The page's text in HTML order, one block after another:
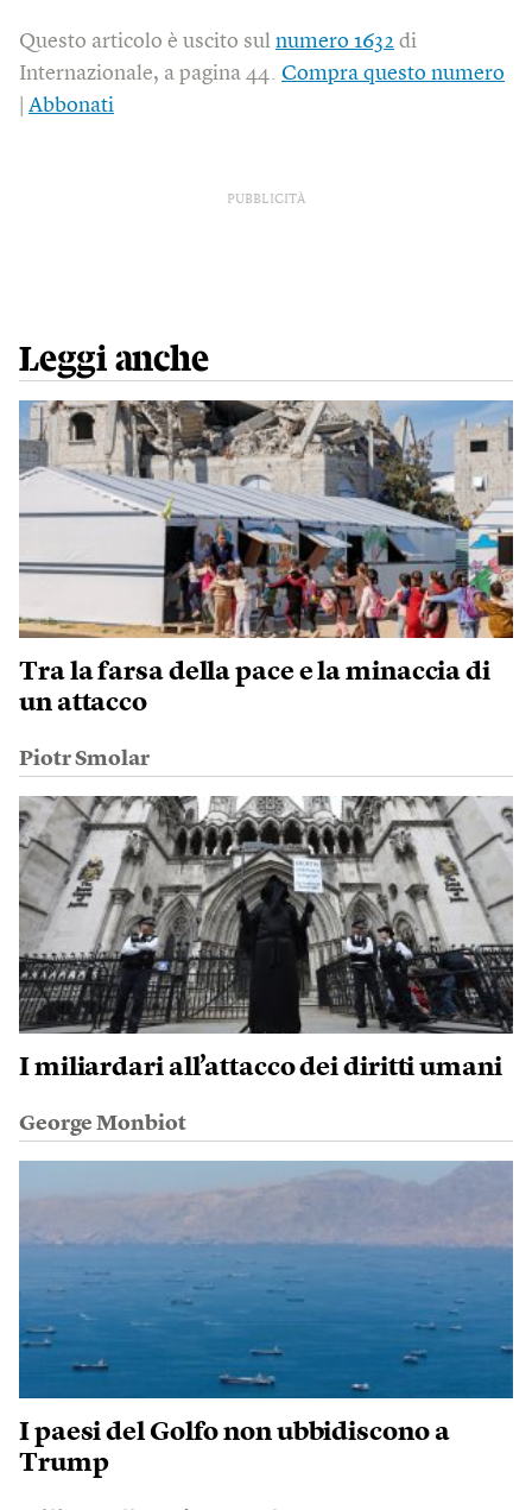
Questo articolo è uscito sul numero 1632 di
Internazionale, a pagina 44. Compra questo numero
Abbonati
PUBBLICITÀ
Leggi anche
Tra la farsa della pace e la minaccia di
un attacco
Piotr Smolar
I miliardari all’attacco dei diritti umani
George Monbiot
I paesi del Golfo non ubbidiscono a
Trump